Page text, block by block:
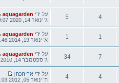
נושאים הודעות
4
נושאים
5
הודעות
הודעה
אחרונה
על ידי aquagarden
ג' ינואר 14, 2020 9:07 pm
1
נושאים
1
הודעות
הודעה
אחרונה
על ידי aquagarden
א' ינואר 19, 2014 11:46 pm
7
נושאים
34
הודעות
הודעה
אחרונה
על ידי aquagarden
ג' ספטמבר 14, 2010 9:14 pm
4
4
הודעה
אחרונה
על ידי אריהכהן
ה' ינואר 05, 2012 7:03 pm